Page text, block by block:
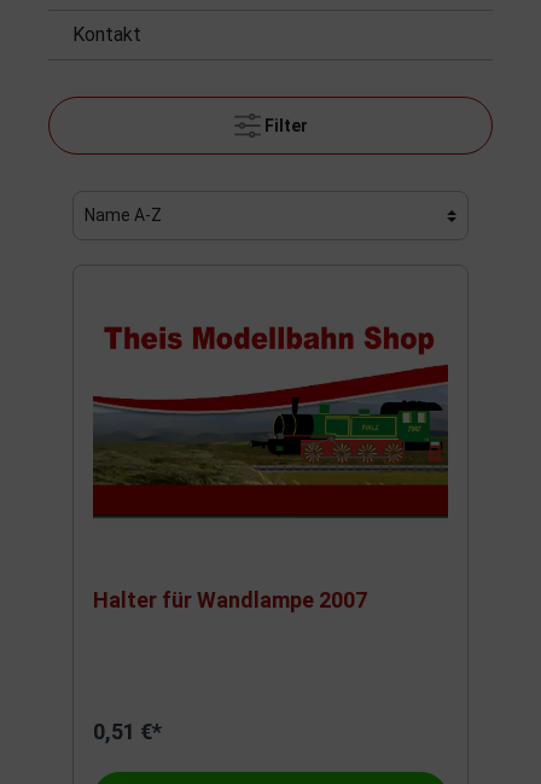
Kontakt
Filter
Halter für Wandlampe 2007
0,51 €*